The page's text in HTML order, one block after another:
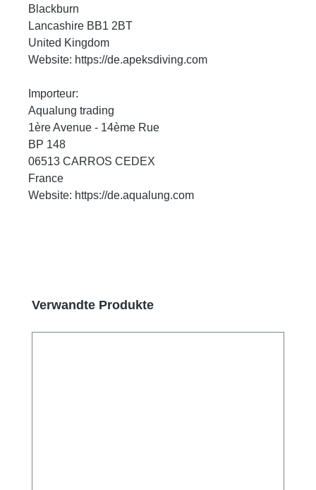
Blackburn
Lancashire BB1 2BT
United Kingdom
Website: https://de.apeksdiving.com
Importeur:
Aqualung trading
1ère Avenue - 14ème Rue
BP 148
06513 CARROS CEDEX
France
Website: https://de.aqualung.com
Produktgalerie überspringen
Verwandte Produkte